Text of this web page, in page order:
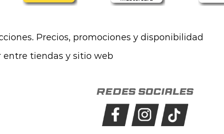
Precios, promociones y disponibilidad
entre tiendas y sitio web
Redes sociales